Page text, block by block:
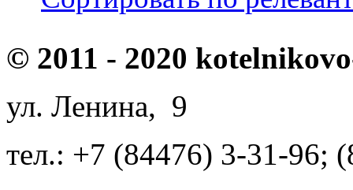
© 2011 - 2020
ул. Ленина, 9
тел.: +7 (84476) 3-31-96;